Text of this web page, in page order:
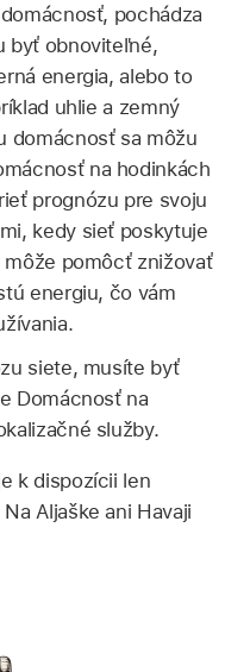
pochádza
byť obnoviteľné,
energia, alebo to
uhlie a zemný
domácnosť sa môžu
na hodinkách
prognózu pre svoju
kedy sieť poskytuje
pomôcť znižovať
energiu, čo vám
siete, musíte byť
Domácnosť na
služby.
k dispozícii len
Aljaške ani Havaji